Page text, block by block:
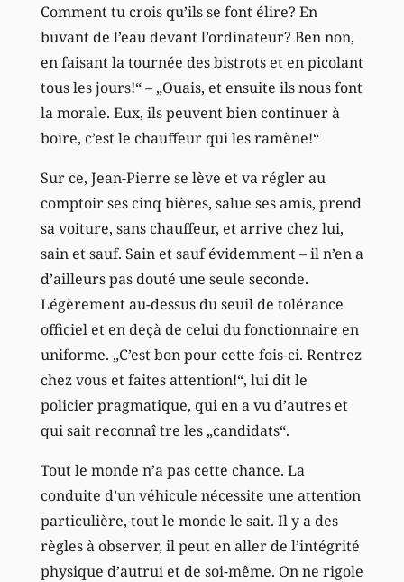
Comment tu crois qu’ils se font élire? En
buvant de l’eau devant l’ordinateur? Ben non,
en faisant la tournée des bistrots et en picolant
tous les jours!“ – „Ouais, et ensuite ils nous font
la morale. Eux, ils peuvent bien continuer à
boire, c’est le chauffeur qui les ramène!“
Sur ce, Jean-Pierre se lève et va régler au
comptoir ses cinq bières, salue ses amis, prend
sa voiture, sans chauffeur, et arrive chez lui,
sain et sauf. Sain et sauf évidemment – il n’en a
d’ailleurs pas douté une seule seconde.
Légèrement au-dessus du seuil de tolérance
officiel et en deçà de celui du fonctionnaire en
uniforme. „C’est bon pour cette fois-ci. Rentrez
chez vous et faites attention!“, lui dit le
policier pragmatique, qui en a vu d’autres et
qui sait reconnaî tre les „candidats“.
Tout le monde n’a pas cette chance. La
conduite d’un véhicule nécessite une attention
particulière, tout le monde le sait. Il y a des
règles à observer, il peut en aller de l’intégrité
physique d’autrui et de soi-même. On ne rigole